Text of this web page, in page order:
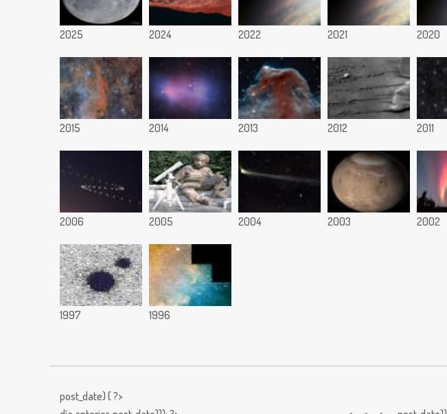
2025 2024 2022 2021 2020
2015 2014 2013 2012 2011
2006 2005 2004 2003 2002
1997 1996
post_date) { ?>